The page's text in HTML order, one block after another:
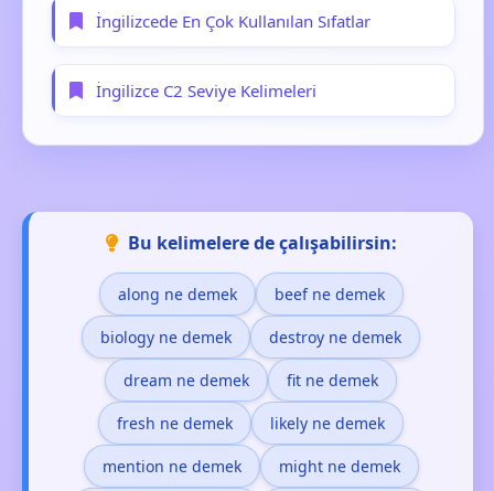
İngilizcede En Çok Kullanılan Sıfatlar
İngilizce C2 Seviye Kelimeleri
Bu kelimelere de çalışabilirsin:
along ne demek beef ne demek
biology ne demek destroy ne demek
dream ne demek fit ne demek
fresh ne demek likely ne demek
mention ne demek might ne demek